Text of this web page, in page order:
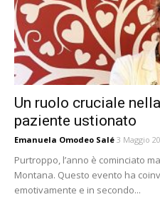
Un ruolo cruciale
paziente ustionato
Emanuela Omodeo Salé 3 Maggio
Purtroppo, l’anno è cominciato
Montana. Questo evento ha
emotivamente e in secondo...